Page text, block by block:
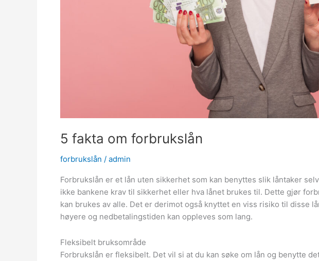
5 fakta om forbrukslån
forbrukslån / admin
Forbrukslån er et lån uten sikkerhet som kan benyttes slik låntaker
ikke bankene krav til sikkerhet eller hva lånet brukes til. Dette gjør
kan brukes av alle. Det er derimot også knyttet en viss risiko til disse
høyere og nedbetalingstiden kan oppleves som lang.
Fleksibelt bruksområde
Forbrukslån er fleksibelt. Det vil si at du kan søke om lån og benytte